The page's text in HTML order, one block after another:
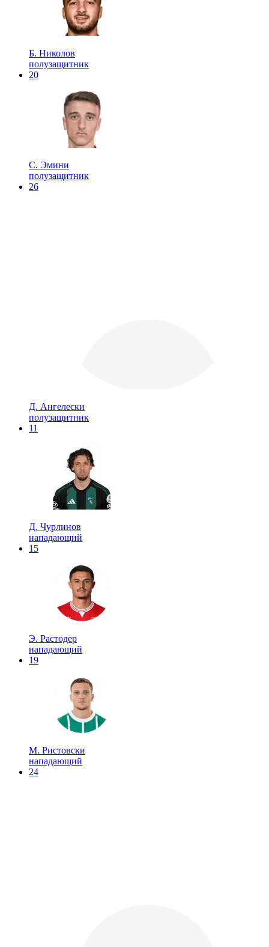
Б. Николов
полузащитник
20
С. Эмини
полузащитник
26
Д. Ангелески
полузащитник
11
Д. Чурлинов
нападающий
15
Э. Растодер
нападающий
19
М. Ристовски
нападающий
24